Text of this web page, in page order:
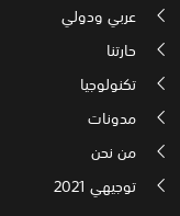
عربي ودولي
حارتنا
تكنولوجيا
مدونات
من نحن
توجيهي 2021